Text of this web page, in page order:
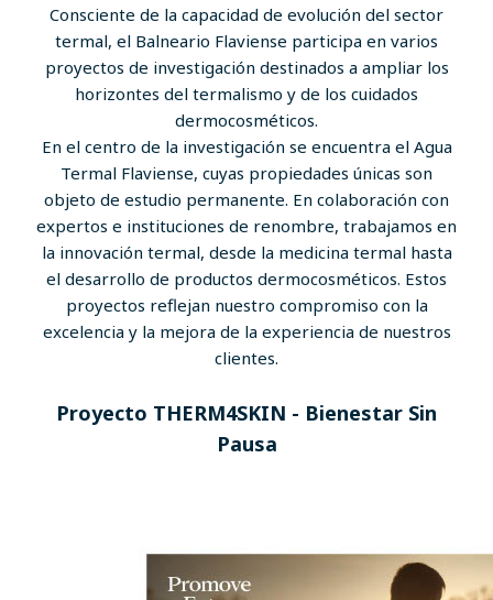
Consciente de la capacidad de evolución del sector
termal, el Balneario Flaviense participa en varios
proyectos de investigación destinados a ampliar los
horizontes del termalismo y de los cuidados
dermocosméticos.
En el centro de la investigación se encuentra el Agua
Termal Flaviense, cuyas propiedades únicas son
objeto de estudio permanente. En colaboración con
expertos e instituciones de renombre, trabajamos en
la innovación termal, desde la medicina termal hasta
el desarrollo de productos dermocosméticos. Estos
proyectos reflejan nuestro compromiso con la
excelencia y la mejora de la experiencia de nuestros
clientes.
Proyecto THERM4SKIN - Bienestar Sin
Pausa